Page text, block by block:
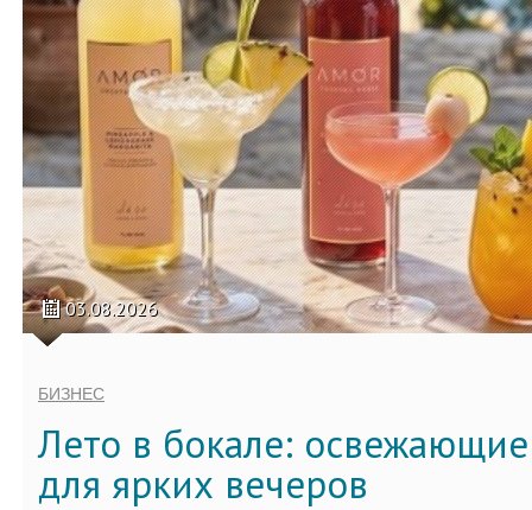
03.08.2026
БИЗНЕС
Лето в бокале:
для ярких вечеров